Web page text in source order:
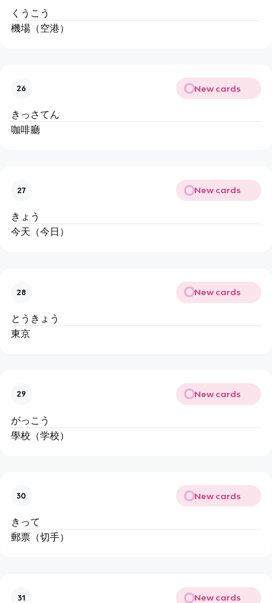
くうこう
機場（空港）
26 New cards
きっさてん
咖啡廳
27 New cards
きょう
今天（今日）
28 New cards
とうきょう
東京
29 New cards
がっこう
學校（学校）
30 New cards
きって
郵票（切手）
31 New cards